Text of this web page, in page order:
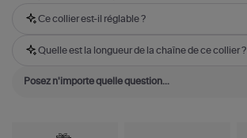
Ce collier est-il réglable ?
Quelle est la longueur de la chaîne de ce collier ?